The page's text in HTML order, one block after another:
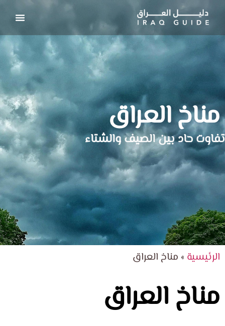
مناخ العراق
تفاوت حاد بين الصيف والشتاء
الرئيسية » مناخ العراق
مناخ العراق